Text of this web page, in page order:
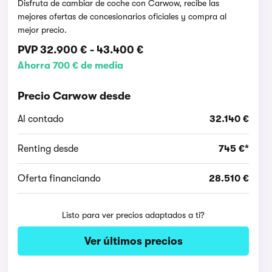
Disfruta de cambiar de coche con Carwow, recibe las
mejores ofertas de concesionarios oficiales y compra al
mejor precio.
PVP32.900 € - 43.400 €
Ahorra 700 € de media
Precio Carwow desde
Al contado 32.140 €
Renting desde 745 €*
Oferta financiando 28.510 €
Listo para ver precios adaptados a ti?
Ver últimos precios